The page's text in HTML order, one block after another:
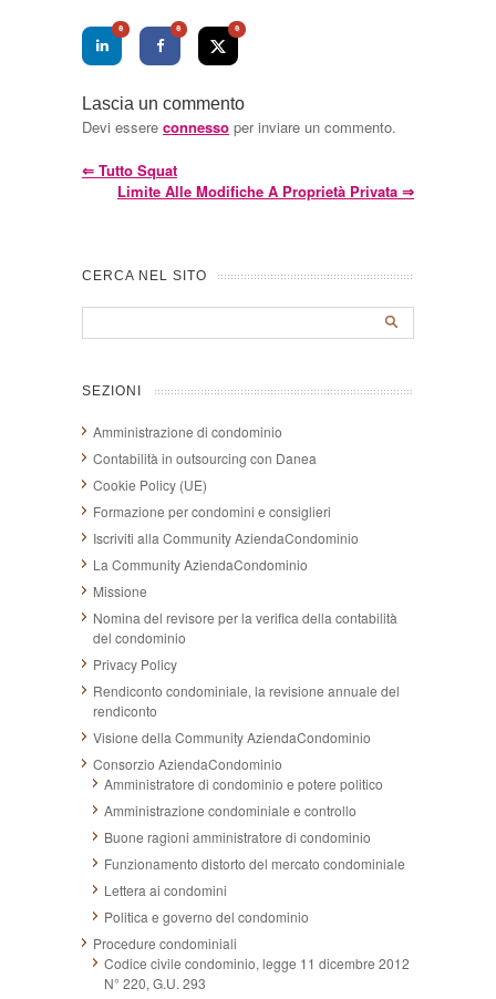
0 0 0
Lascia un commento
Devi essere connesso per inviare un commento.
⇐ Tutto Squat
Limite Alle Modifiche A Proprietà Privata ⇒
CERCA NEL SITO
SEZIONI
Amministrazione di condominio
Contabilità in outsourcing con Danea
Cookie Policy (UE)
Formazione per condomini e consiglieri
Iscriviti alla Community AziendaCondominio
La Community AziendaCondominio
Missione
Nomina del revisore per la verifica della contabilità
del condominio
Privacy Policy
Rendiconto condominiale, la revisione annuale del
rendiconto
Visione della Community AziendaCondominio
Consorzio AziendaCondominio
Amministratore di condominio e potere politico
Amministrazione condominiale e controllo
Buone ragioni amministratore di condominio
Funzionamento distorto del mercato condominiale
Lettera ai condomini
Politica e governo del condominio
Procedure condominiali
Codice civile condominio, legge 11 dicembre 2012
N° 220, G.U. 293